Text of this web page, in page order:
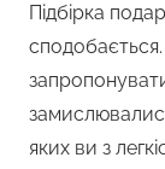
Підбірка
запропонувати
яких ви з